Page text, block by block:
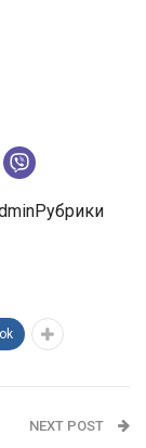
NEXT POST